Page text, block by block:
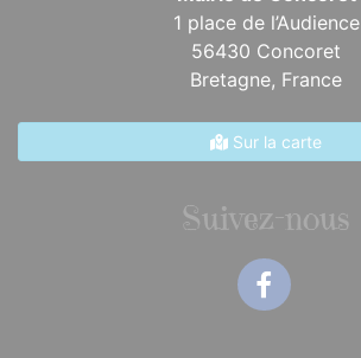
1 place de l’Audience
56430 Concoret
Bretagne, France
Sur la carte
Suivez-nous